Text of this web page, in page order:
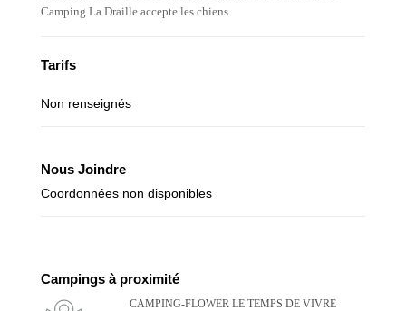
Camping La Draille accepte les chiens.
Tarifs
Non renseignés
Nous Joindre
Coordonnées non disponibles
Campings à proximité
CAMPING-FLOWER LE TEMPS DE VIVRE